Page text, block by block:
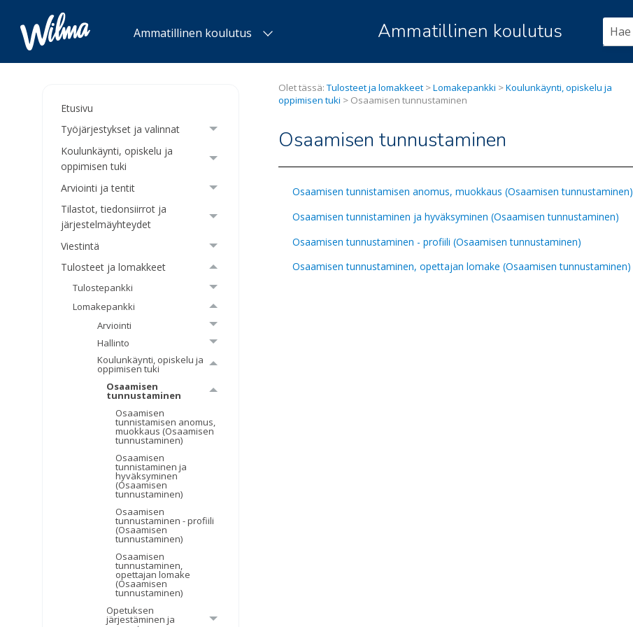
Ammatillinen koulutus Ammatillinen koulutus
Etusivu
Työjärjestykset ja valinnat
Koulunkäynti, opiskelu ja
oppimisen tuki
Arviointi ja tentit
Tilastot, tiedonsiirrot ja
järjestelmäyhteydet
Viestintä
Tulosteet ja lomakkeet
Tulostepankki
Lomakepankki
Arviointi
Hallinto
Koulunkäynti, opiskelu ja
oppimisen tuki
Osaamisen
tunnustaminen
Osaamisen
tunnistamisen anomus,
muokkaus (Osaamisen
tunnustaminen)
Osaamisen
tunnistaminen ja
hyväksyminen
(Osaamisen
tunnustaminen)
Osaamisen
tunnustaminen - profiili
(Osaamisen
tunnustaminen)
Osaamisen
tunnustaminen,
opettajan lomake
(Osaamisen
tunnustaminen)
Opetuksen
järjestäminen ja
Olet tässä:Tulosteet ja lomakkeet >Lomakepankki >Koulunkäynti, opiskelu ja
oppimisen tuki > Osaamisen tunnustaminen
Osaamisen tunnustaminen
Osaamisen tunnistamisen anomus, muokkaus (Osaamisen tunnustaminen)
Osaamisen tunnistaminen ja hyväksyminen (Osaamisen tunnustaminen)
Osaamisen tunnustaminen - profiili (Osaamisen tunnustaminen)
Osaamisen tunnustaminen, opettajan lomake (Osaamisen tunnustaminen)